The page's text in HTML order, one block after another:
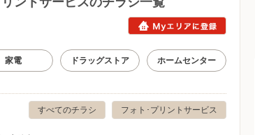
家電 ドラッグストア ホームセンター
フォト･プリントサービス
すべてのチラシ